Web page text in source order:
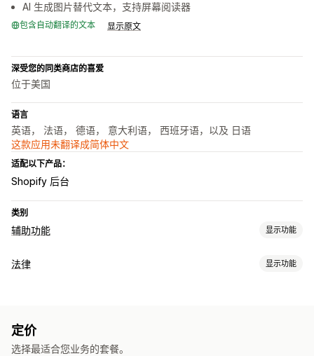
AI 生成图片替代文本，支持屏幕阅读器
包含自动翻译的文本 显示原文
深受您的同类商店的喜爱
位于美国
语言
英语， 法语， 德语， 意大利语， 西班牙语，以及 日语
这款应用未翻译成简体中文
适配以下产品：
Shopify 后台
类别
辅助功能 显示功能
合规类型
声明
文本间距 光标大小 字体大小
法律 显示功能
定价
选择最适合您业务的套餐。